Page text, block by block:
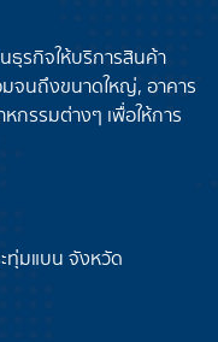
ธุรกิจให้บริการสินค้า
จนถึงขนาดใหญ่, อาคาร
หกรรมต่างๆ เพื่อให้การ
ทุ่มแบน จังหวัด